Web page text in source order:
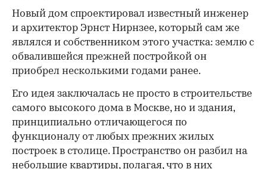
Новый дом спроектировал известный инженер
и архитектор Эрнст Нирнзее, который сам же
являлся и собственником этого участка: землю с
обвалившейся прежней постройкой он
приобрел несколькими годами ранее.
Его идея заключалась не просто в строительстве
самого высокого дома в Москве, но и здания,
принципиально отличающегося по
функционалу от любых прежних жилых
построек в столице. Пространство он разбил на
небольшие квартиры, полагая, что в них